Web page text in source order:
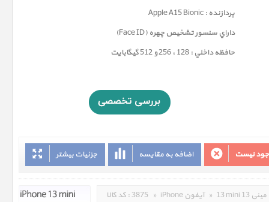
پردازنده : Apple A15 Bionic
داراي سنسور تشخيص چهره (Face ID)
حافظه داخلي : 128 ، 256 و 512 گيگابايت
جزئیات بیشتر اضافه به مقایسه نیست
کد کالا : 3875 » iPhone آیفون » 13 mini 13 مینی